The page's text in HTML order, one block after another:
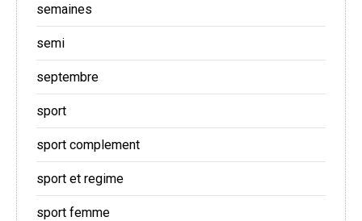
semaines
semi
septembre
sport
sport complement
sport et regime
sport femme